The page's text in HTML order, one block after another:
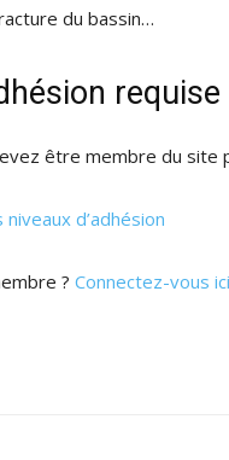
du bassin…
requise
être membre du site
niveaux d’adhésion
? Connectez-vous ici